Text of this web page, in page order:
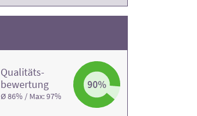
Qualitäts­
bewertung
Ø 86% / Max: 97%
90%